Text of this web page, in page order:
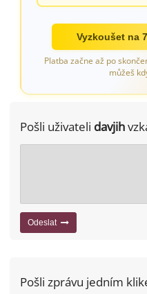
Vyzkoušet na
Platba začne až po
můžeš
Pošli uživateli davjih
Odeslat
Pošli zprávu jedním